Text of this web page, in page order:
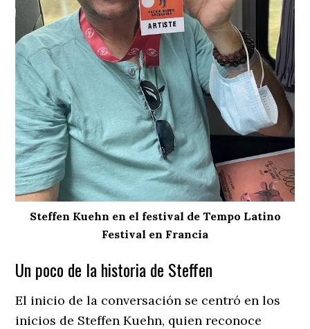
Steffen Kuehn en el festival de Tempo Latino
Festival en Francia
Un poco de la historia de Steffen
El inicio de la conversación se centró en los
inicios de Steffen Kuehn, quien reconoce